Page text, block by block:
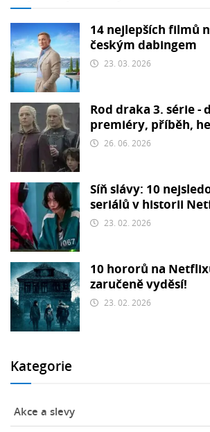
14 nejlepších filmů
českým dabingem
23. 03. 2026
Rod draka 3. série -
premiéry, příběh,
26. 06. 2026
Síň slávy: 10
seriálů v historii
23. 02. 2026
10 hororů na
zaručeně vyděsí!
23. 02. 2026
Kategorie
Akce a slevy